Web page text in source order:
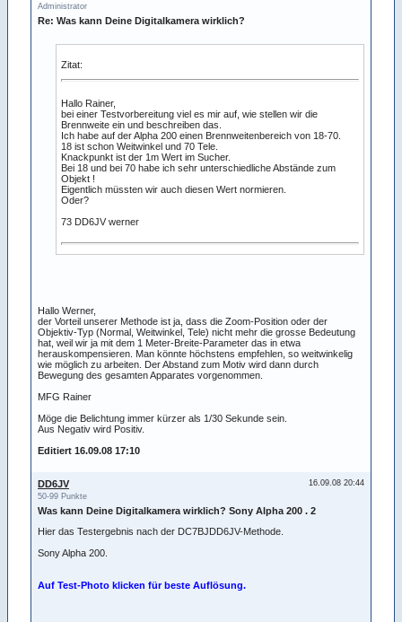
Administrator
Re: Was kann Deine Digitalkamera wirklich?
Zitat:
Hallo Rainer,
bei einer Testvorbereitung viel es mir auf, wie stellen wir die
Brennweite ein und beschreiben das.
Ich habe auf der Alpha 200 einen Brennweitenbereich von 18-70.
18 ist schon Weitwinkel und 70 Tele.
Knackpunkt ist der 1m Wert im Sucher.
Bei 18 und bei 70 habe ich sehr unterschiedliche Abstände zum
Objekt !
Eigentlich müssten wir auch diesen Wert normieren.
Oder?
73 DD6JV werner
Hallo Werner,
der Vorteil unserer Methode ist ja, dass die Zoom-Position oder der
Objektiv-Typ (Normal, Weitwinkel, Tele) nicht mehr die grosse Bedeutung
hat, weil wir ja mit dem 1 Meter-Breite-Parameter das in etwa
herauskompensieren. Man könnte höchstens empfehlen, so weitwinkelig
wie möglich zu arbeiten. Der Abstand zum Motiv wird dann durch
Bewegung des gesamten Apparates vorgenommen.
MFG Rainer
Möge die Belichtung immer kürzer als 1/30 Sekunde sein.
Aus Negativ wird Positiv.
Editiert 16.09.08 17:10
16.09.08 20:44
DD6JV
50-99 Punkte
Was kann Deine Digitalkamera wirklich? Sony Alpha 200 . 2
Hier das Testergebnis nach der DC7BJDD6JV-Methode.
Sony Alpha 200.
Auf Test-Photo klicken für beste Auflösung.